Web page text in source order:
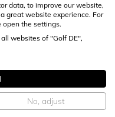
28.03.2025
18:30
24.01.2025
18:30
data, to improve our website,
great website experience. For
the settings.
websites of "Golf DE",
No, adjust